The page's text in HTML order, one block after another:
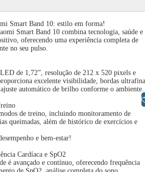
Smart Band 10: estilo em forma!
Smart Band 10 combina tecnologia, saúde e
oferecendo uma experiência completa de
no seu pulso.
de 1,72”, resolução de 212 x 520 pixels e
excelente visibilidade, bordas
automático de brilho conforme o ambiente.
de treino, incluindo monitoramento de
queimadas, além de histórico de exercícios e
e bem-estar!
Cardíaca e SpO2
é avançado e contínuo, oferecendo frequência